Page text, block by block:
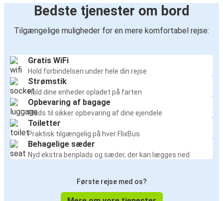
Bedste tjenester om bord
Tilgængelige muligheder for en mere komfortabel rejse:
Gratis WiFi
Hold forbindelsen under hele din rejse
Strømstik
Hold dine enheder opladet på farten
Opbevaring af bagage
Plads til sikker opbevaring af dine ejendele
Toiletter
Praktisk tilgængelig på hver FlixBus
Behagelige sæder
Nyd ekstra benplads og sæder, der kan lægges ned
Første rejse med os?